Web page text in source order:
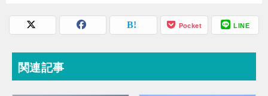
Pocket LINE
関連記事